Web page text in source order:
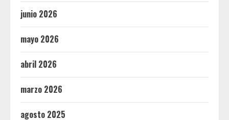
junio 2026
mayo 2026
abril 2026
marzo 2026
agosto 2025